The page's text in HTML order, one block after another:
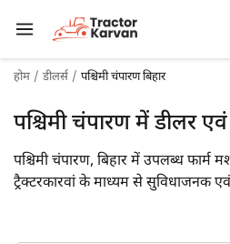
होम डीलर्स पश्चिमी चंपारण बिहार
पश्चिमी चंपारण में डीलर
पश्चिमी चंपारण, बिहार में उपलब्ध फार्म
ट्रैक्टरकारवां के माध्यम से सुविधाजनक
में उपलब्ध 19 फार्म मशीनरी डीलरों की